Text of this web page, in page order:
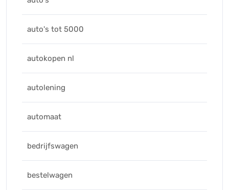
auto's tot 5000
autokopen nl
autolening
automaat
bedrijfswagen
bestelwagen